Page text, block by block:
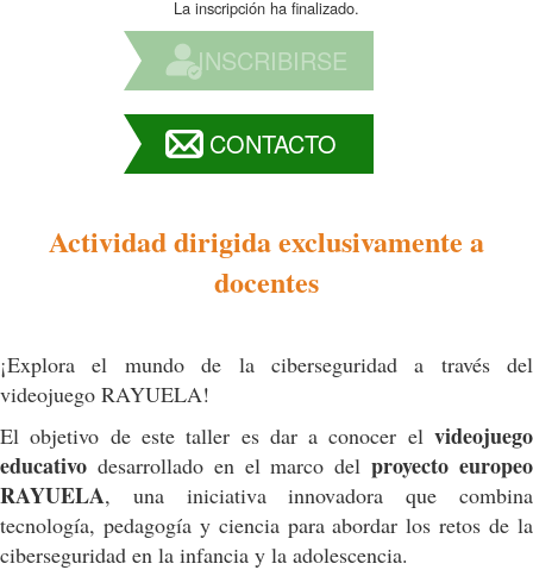
La inscripción ha finalizado.
INSCRIBIRSE
CONTACTO
Actividad dirigida exclusivamente a
docentes
¡Explora el mundo de la ciberseguridad a través del
videojuego RAYUELA!
El objetivo de este taller es dar a conocer el videojuego
educativo desarrollado en el marco delproyecto europeo
RAYUELA, una iniciativa innovadora que combina
tecnología, pedagogía y ciencia para abordar los retos de la
ciberseguridad en la infancia y la adolescencia.